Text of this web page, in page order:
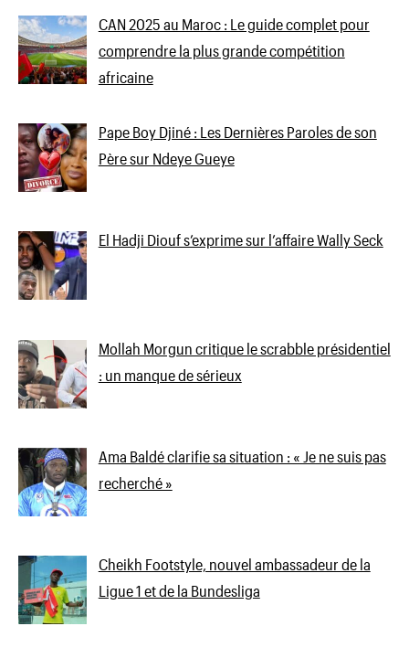
CAN 2025 au Maroc : Le guide complet pour
comprendre la plus grande compétition
africaine
Pape Boy Djiné : Les Dernières Paroles de son
Père sur Ndeye Gueye
El Hadji Diouf s’exprime sur l’affaire Wally Seck
Mollah Morgun critique le scrabble présidentiel
: un manque de sérieux
Ama Baldé clarifie sa situation : « Je ne suis pas
recherché »
Cheikh Footstyle, nouvel ambassadeur de la
Ligue 1 et de la Bundesliga